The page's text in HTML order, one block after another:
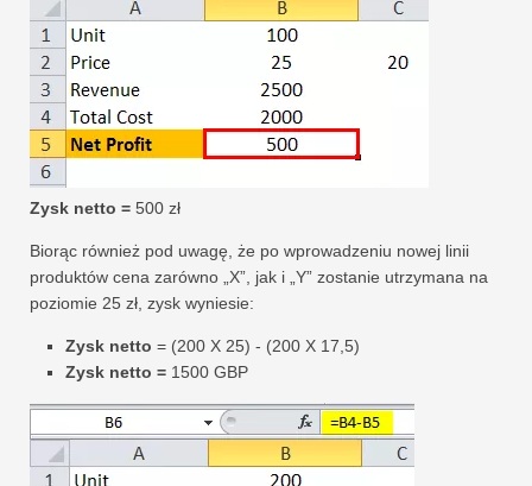
Zysk netto = 500 zł
Biorąc również pod uwagę, że po wprowadzeniu nowej linii
produktów cena zarówno „X”, jak i „Y” zostanie utrzymana na
poziomie 25 zł, zysk wyniesie:
Zysk netto = (200 X 25) - (200 X 17,5)
Zysk netto = 1500 GBP